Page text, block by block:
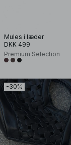
Mules i læder
DKK 499
Premium Selection
-30%